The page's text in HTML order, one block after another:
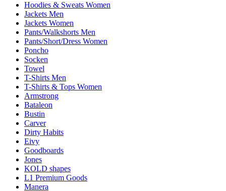
Hoodies & Sweats Women
Jackets Men
Jackets Women
Pants/Walkshorts Men
Pants/Short/Dress Women
Poncho
Socken
Towel
T-Shirts Men
T-Shirts & Tops Women
Armstrong
Bataleon
Bustin
Carver
Dirty Habits
Eivy
Goodboards
Jones
KOLD shapes
L1 Premium Goods
Manera